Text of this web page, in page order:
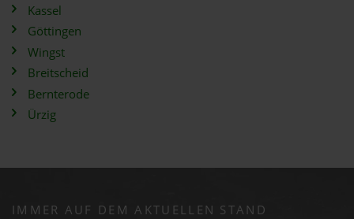
Kassel
Göttingen
Wingst
Breitscheid
Bernterode
Ürzig
IMMER AUF DEM AKTUELLEN STAND